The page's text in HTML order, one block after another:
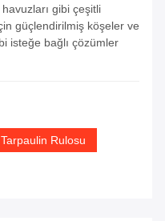
gibi çeşitli
güçlendirilmiş köşeler ve
isteğe bağlı çözümler
Rulosu